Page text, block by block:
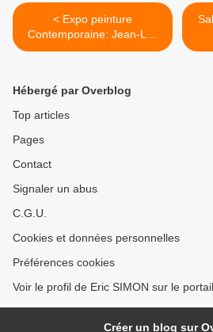
< Expo peinture
Contemporaine: Jean-Luc
Moerman
Hébergé par Overblog
Top articles
Pages
Contact
Signaler un abus
C.G.U.
Cookies et données personnelles
Préférences cookies
Voir le profil de Eric SIMON sur le
Créer un blog sur